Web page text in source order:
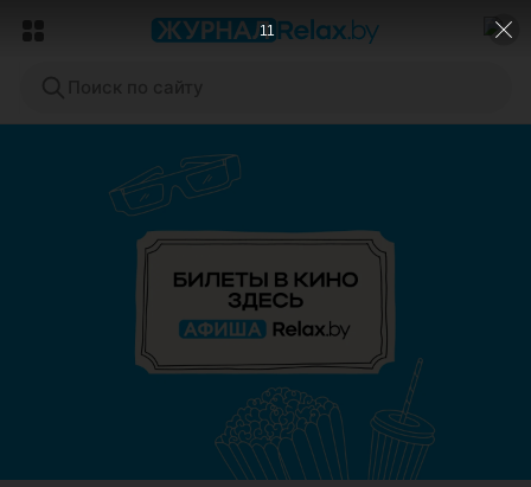
ЭФФЕКТИВНАЯ РЕКЛАМА НА САЙТЕ
9